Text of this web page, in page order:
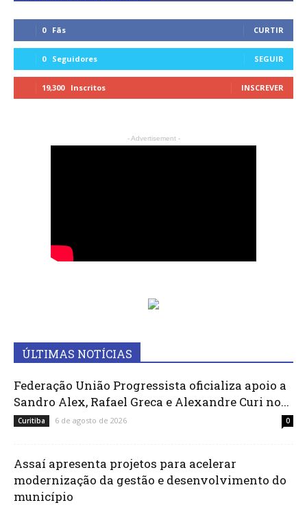
0 Fãs CURTIR
0 Seguidores SEGUIR
19,300 Inscritos INSCREVER
- Advertisement -
ÚLTIMAS NOTÍCIAS
Federação União Progressista oficializa apoio a
Sandro Alex, Rafael Greca e Alexandre Curi no...
Curitiba 6 de agosto de 2026 0
Assaí apresenta projetos para acelerar
modernização da gestão e desenvolvimento do
município